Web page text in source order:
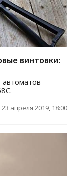
винтовки:
23 апреля 2019, 18:00